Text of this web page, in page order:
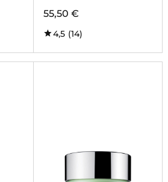
55,50 €
4,5 (14)